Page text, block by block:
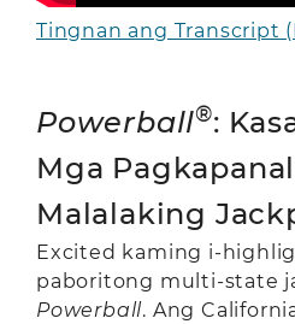
Tingnan ang Transcript
Powerball®:
Mga
Malalaking
Excited kaming i-
paboritong multi-state
Powerball. Ang